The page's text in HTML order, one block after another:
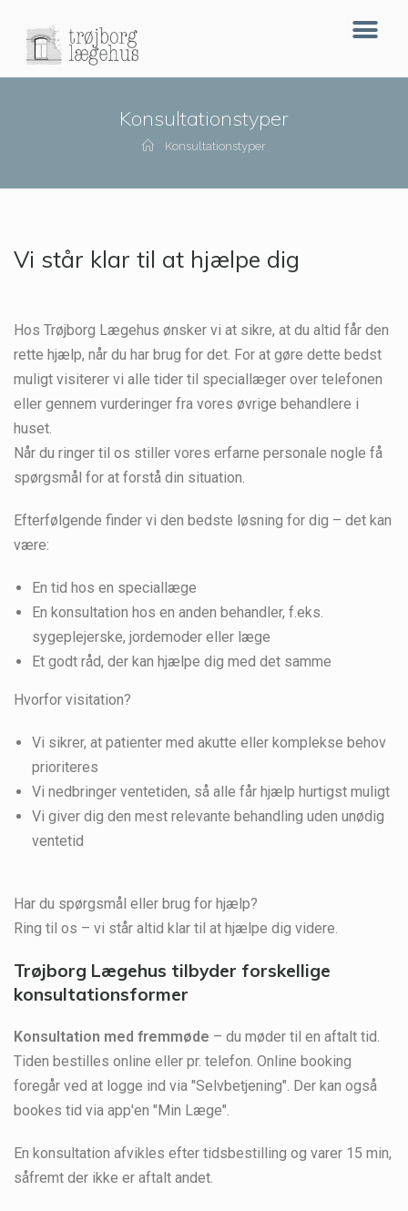
Konsultationstyper
Konsultationstyper
Vi står klar til at hjælpe dig
Hos Trøjborg Lægehus ønsker vi at sikre, at du altid får den
rette hjælp, når du har brug for det. For at gøre dette bedst
muligt visiterer vi alle tider til speciallæger over telefonen
eller gennem vurderinger fra vores øvrige behandlere i
huset.
Når du ringer til os stiller vores erfarne personale nogle få
spørgsmål for at forstå din situation.
Efterfølgende finder vi den bedste løsning for dig – det kan
være:
En tid hos en speciallæge
En konsultation hos en anden behandler, f.eks.
sygeplejerske, jordemoder eller læge
Et godt råd, der kan hjælpe dig med det samme
Hvorfor visitation?
Vi sikrer, at patienter med akutte eller komplekse behov
prioriteres
Vi nedbringer ventetiden, så alle får hjælp hurtigst muligt
Vi giver dig den mest relevante behandling uden unødig
ventetid
Har du spørgsmål eller brug for hjælp?
Ring til os – vi står altid klar til at hjælpe dig videre.
Trøjborg Lægehus tilbyder forskellige
konsultationsformer
Konsultation med fremmøde – du møder til en aftalt tid.
Tiden bestilles online eller pr. telefon. Online booking
foregår ved at logge ind via "Selvbetjening". Der kan også
bookes tid via app'en "Min Læge".
En konsultation afvikles efter tidsbestilling og varer 15 min,
såfremt der ikke er aftalt andet.